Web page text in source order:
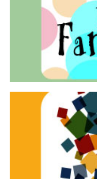
Teatro In Famiglia è
per far condividere
Tracce